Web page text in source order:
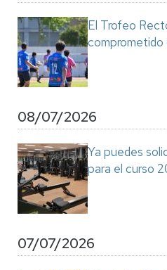
El Trofeo
08/07/2026
Ya puedes
para el curso
07/07/2026